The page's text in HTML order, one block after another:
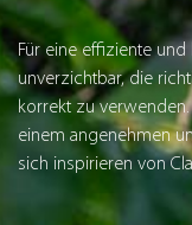
Für eine effiziente
unverzichtbar, die
korrekt zu
einem angenehmen
sich inspirieren von